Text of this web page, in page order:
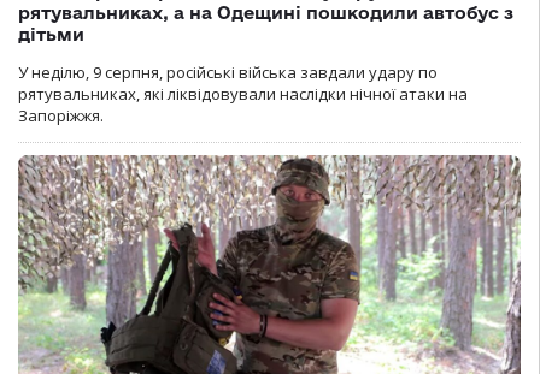
рятувальниках, а на Одещині пошкодили автобус з
дітьми
У неділю, 9 серпня, російські війська завдали удару по
рятувальниках, які ліквідовували наслідки нічної атаки на
Запоріжжя.